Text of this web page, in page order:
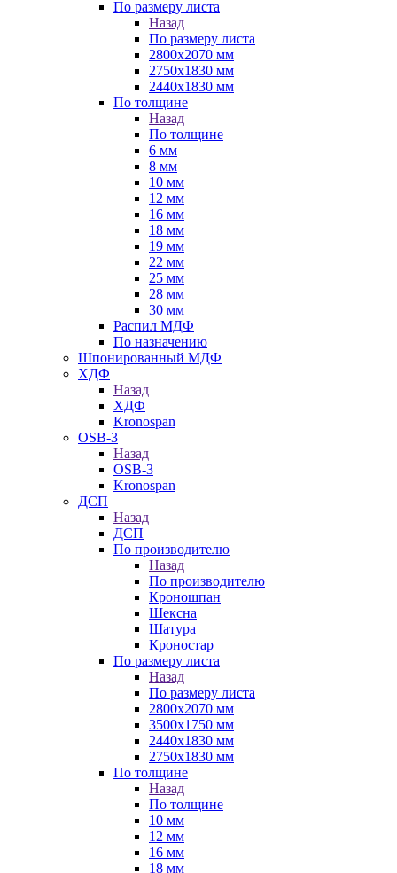
По размеру листа
Назад
По размеру листа
2800х2070 мм
2750х1830 мм
2440х1830 мм
По толщине
Назад
По толщине
6 мм
8 мм
10 мм
12 мм
16 мм
18 мм
19 мм
22 мм
25 мм
28 мм
30 мм
Распил МДФ
По назначению
Шпонированный МДФ
ХДФ
Назад
ХДФ
Kronospan
OSB-3
Назад
OSB-3
Kronospan
ДСП
Назад
ДСП
По производителю
Назад
По производителю
Кроношпан
Шексна
Шатура
Кроностар
По размеру листа
Назад
По размеру листа
2800х2070 мм
3500х1750 мм
2440х1830 мм
2750х1830 мм
По толщине
Назад
По толщине
10 мм
12 мм
16 мм
18 мм